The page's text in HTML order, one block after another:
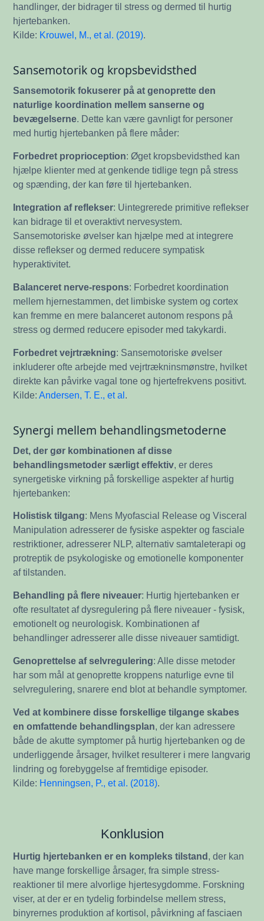
handlinger, der bidrager til stress og dermed til hurtig
hjertebanken.
Kilde: Krouwel, M., et al. (2019).
Sansemotorik og kropsbevidsthed
Sansemotorik fokuserer på at genoprette den
naturlige koordination mellem sanserne og
bevægelserne. Dette kan være gavnligt for personer
med hurtig hjertebanken på flere måder:
Forbedret proprioception: Øget kropsbevidsthed kan
hjælpe klienter med at genkende tidlige tegn på stress
og spænding, der kan føre til hjertebanken.
Integration af reflekser: Uintegrerede primitive reflekser
kan bidrage til et overaktivt nervesystem.
Sansemotoriske øvelser kan hjælpe med at integrere
disse reflekser og dermed reducere sympatisk
hyperaktivitet.
Balanceret nerve-respons: Forbedret koordination
mellem hjernestammen, det limbiske system og cortex
kan fremme en mere balanceret autonom respons på
stress og dermed reducere episoder med takykardi.
Forbedret vejrtrækning: Sansemotoriske øvelser
inkluderer ofte arbejde med vejrtrækninsmønstre, hvilket
direkte kan påvirke vagal tone og hjertefrekvens positivt.
Kilde: Andersen, T. E., et al
Synergi mellem behandlingsmetoderne
Det, der gør kombinationen af disse
behandlingsmetoder særligt effektiv , er deres
synergetiske virkning på forskellige aspekter af hurtig
hjertebanken:
Holistisk tilgang: Mens Myofascial Release og Visceral
Manipulation adresserer de fysiske aspekter og fasciale
restriktioner, adresserer NLP, alternativ samtaleterapi og
protreptik de psykologiske og emotionelle komponenter
af tilstanden.
Behandling på flere niveauer: Hurtig hjertebanken er
ofte resultatet af dysregulering på flere niveauer - fysisk,
emotionelt og neurologisk. Kombinationen af
behandlinger adresserer alle disse niveauer samtidigt.
Genoprettelse af selvregulering: Alle disse metoder
har som mål at genoprette kroppens naturlige evne til
selvregulering, snarere end blot at behandle symptomer.
Ved at kombinere disse forskellige tilgange skabes
en omfattende behandlingsplan, der kan adressere
både de akutte symptomer på hurtig hjertebanken og de
underliggende årsager, hvilket resulterer i mere langvarig
lindring og forebyggelse af fremtidige episoder.
Kilde: Henningsen, P., et al. (2018).
Konklusion
Hurtig hjertebanken er en kompleks tilstand , der kan
have mange forskellige årsager, fra simple stress-
reaktioner til mere alvorlige hjertesygdomme. Forskning
viser, at der er en tydelig forbindelse mellem stress,
binyrernes produktion af kortisol, påvirkning af fasciaen